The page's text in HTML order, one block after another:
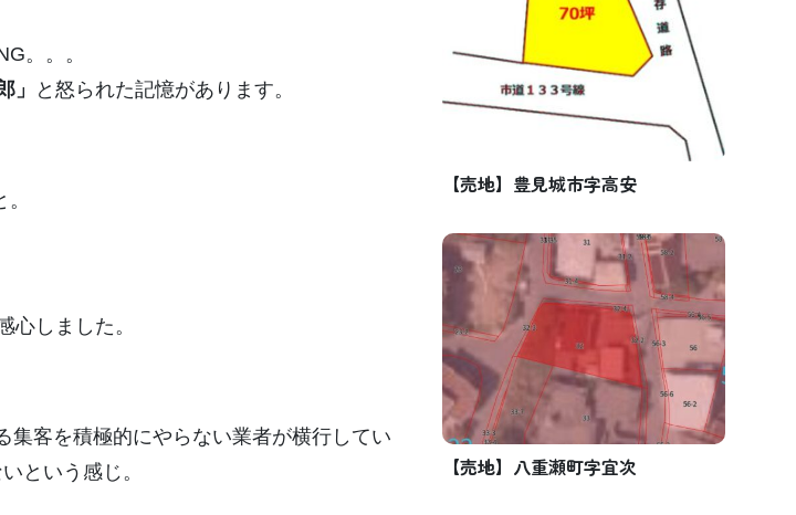
。。。
」 と怒られた記憶があります。
心しました。
集客を積極的にやらない業者が横行してい
という感じ。
【売地】豊見城市字高安
【売地】八重瀬町字宜次